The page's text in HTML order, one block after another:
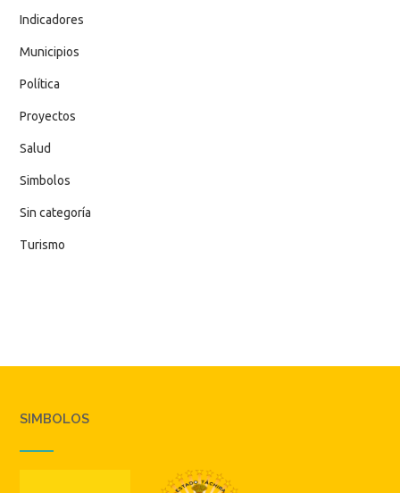
Indicadores
Municipios
Política
Proyectos
Salud
Simbolos
Sin categoría
Turismo
SIMBOLOS